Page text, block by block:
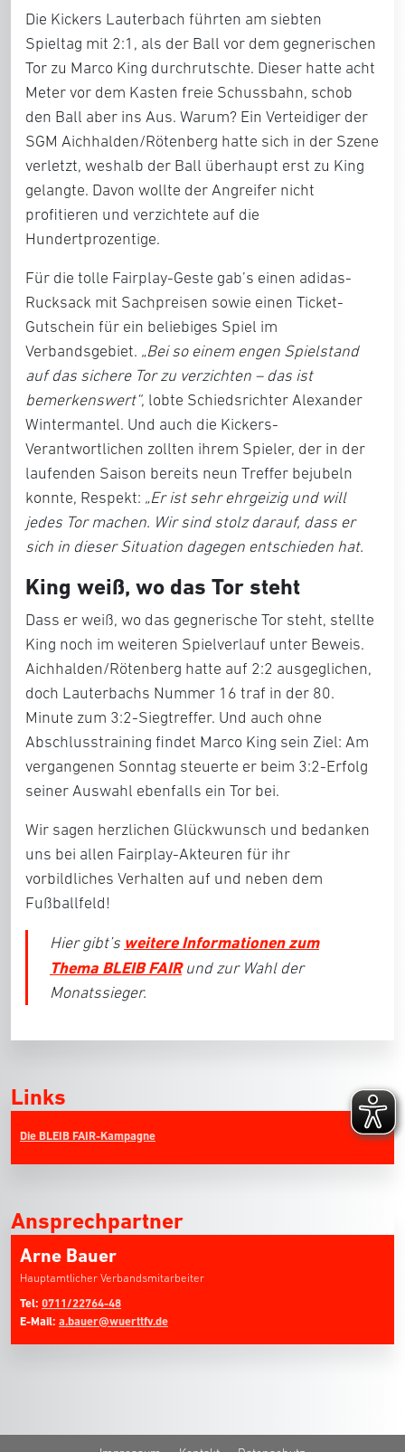
Die Kickers Lauterbach führten am siebten
Spieltag mit 2:1, als der Ball vor dem gegnerischen
Tor zu Marco King durchrutschte. Dieser hatte acht
Meter vor dem Kasten freie Schussbahn, schob
den Ball aber ins Aus. Warum? Ein Verteidiger der
SGM Aichhalden/Rötenberg hatte sich in der Szene
verletzt, weshalb der Ball überhaupt erst zu King
gelangte. Davon wollte der Angreifer nicht
profitieren und verzichtete auf die
Hundertprozentige.
Für die tolle Fairplay-Geste gab’s einen adidas-
Rucksack mit Sachpreisen sowie einen Ticket-
Gutschein für ein beliebiges Spiel im
Verbandsgebiet. „Bei so einem engen Spielstand
auf das sichere Tor zu verzichten – das ist
bemerkenswert“, lobte Schiedsrichter Alexander
Wintermantel. Und auch die Kickers-
Verantwortlichen zollten ihrem Spieler, der in der
laufenden Saison bereits neun Treffer bejubeln
konnte, Respekt: „Er ist sehr ehrgeizig und will
jedes Tor machen. Wir sind stolz darauf, dass er
sich in dieser Situation dagegen entschieden hat.
King weiß, wo das Tor steht
Dass er weiß, wo das gegnerische Tor steht, stellte
King noch im weiteren Spielverlauf unter Beweis.
Aichhalden/Rötenberg hatte auf 2:2 ausgeglichen,
doch Lauterbachs Nummer 16 traf in der 80.
Minute zum 3:2-Siegtreffer. Und auch ohne
Abschlusstraining findet Marco King sein Ziel: Am
vergangenen Sonntag steuerte er beim 3:2-Erfolg
seiner Auswahl ebenfalls ein Tor bei.
Wir sagen herzlichen Glückwunsch und bedanken
uns bei allen Fairplay-Akteuren für ihr
vorbildliches Verhalten auf und neben dem
Fußballfeld!
Hier gibt’s weitere Informationen zum
Thema BLEIB FAIRund zur Wahl der
Monatssieger.
Links
Die BLEIB FAIR-Kampagne
Ansprechpartner
Arne Bauer
Hauptamtlicher Verbandsmitarbeiter
Tel: 0711/22764-48
E-Mail: a.bauer@wuerttfv.de